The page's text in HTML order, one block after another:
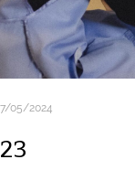
05/2024